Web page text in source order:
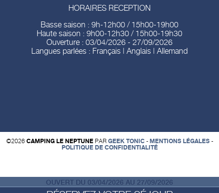
OUVERT DU 03/04/2026 AU 27/09/2026
HORAIRES RECEPTION
Basse saison : 9h-12h00 / 15h00-19h00
Haute saison : 9h00-12h30 / 15h00-19h30
Ouverture : 03/04/2026 - 27/09/2026
Langues parlées : Français | Anglais | Allemand
©2026 CAMPING LE NEPTUNEPAR GEEK TONIC- MENTIONS LÉGALES-
POLITIQUE DE CONFIDENTIALITÉ